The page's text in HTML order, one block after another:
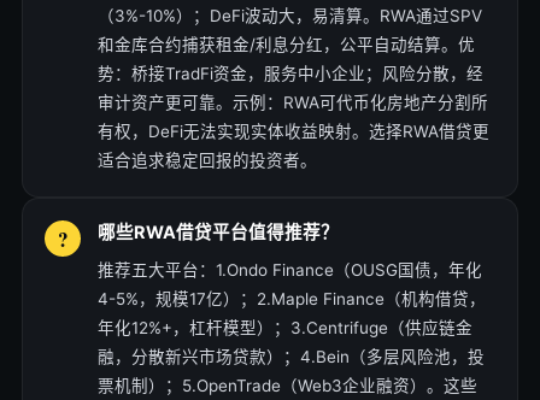
（3%-10%）；DeFi波动大，易清算。RWA通过SPV
和金库合约捕获租金/利息分红，公平自动结算。优
势：桥接TradFi资金，服务中小企业；风险分散，经
审计资产更可靠。示例：RWA可代币化房地产分割所
有权，DeFi无法实现实体收益映射。选择RWA借贷更
适合追求稳定回报的投资者。
哪些RWA借贷平台值得推荐？
推荐五大平台：1.Ondo Finance（OUSG国债，年化
4-5%，规模17亿）；2.Maple Finance（机构借贷，
年化12%+，杠杆模型）；3.Centrifuge（供应链金
融，分散新兴市场贷款）；4.Bein（多层风险池，投
票机制）；5.OpenTrade（Web3企业融资）。这些